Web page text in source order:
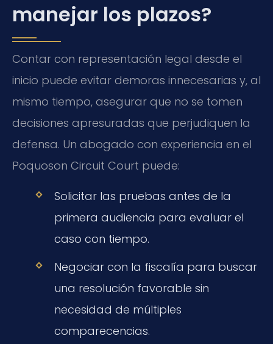
manejar los plazos?
Contar con representación legal desde el
inicio puede evitar demoras innecesarias y, al
mismo tiempo, asegurar que no se tomen
decisiones apresuradas que perjudiquen la
defensa. Un abogado con experiencia en el
Poquoson Circuit Court puede:
Solicitar las pruebas antes de la
primera audiencia para evaluar el
caso con tiempo.
Negociar con la fiscalía para buscar
una resolución favorable sin
necesidad de múltiples
comparecencias.